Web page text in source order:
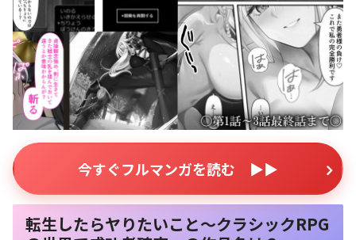
今すぐフルマンガを読む ▶▶
転生したらヤりたいこと〜クラシックRPG